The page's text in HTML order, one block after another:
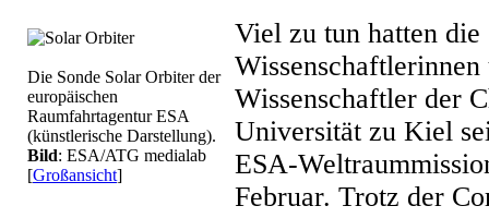
Die Sonde Solar Orbiter der
europäischen
Raumfahrtagentur ESA
(künstlerische Darstellung).
Bild: ESA/ATG medialab
[Großansicht]
Viel zu tun hatten die
Wissenschaftlerinnen
Wissenschaftler der
Universität zu Kiel
ESA-
Februar. Trotz der